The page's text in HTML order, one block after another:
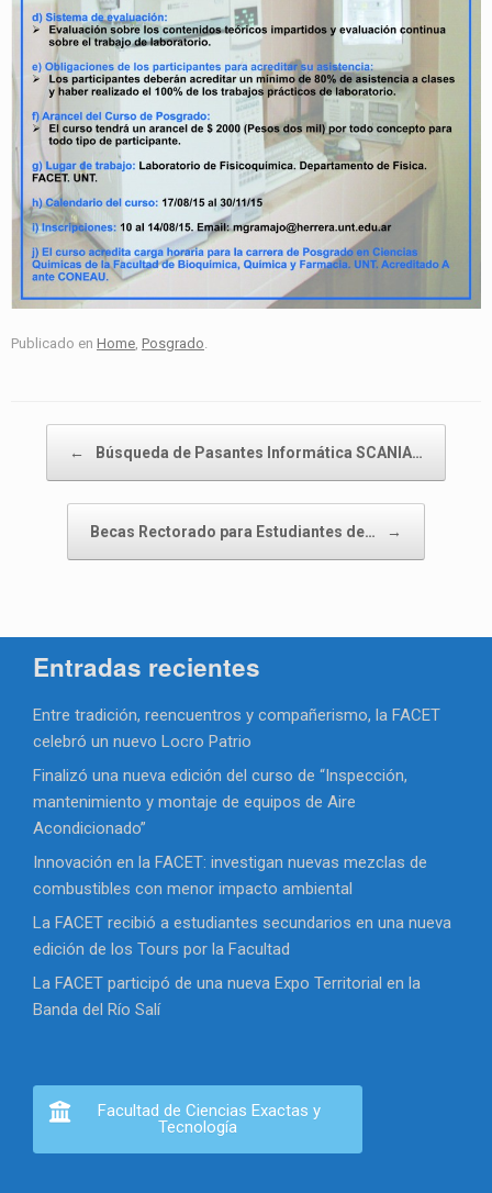
Publicado en Home Posgrado
← Búsqueda de Pasantes Informática SCANIA…
Becas Rectorado para Estudiantes de… →
Entradas recientes
Entre tradición, reencuentros y compañerismo, la FACET
celebró un nuevo Locro Patrio
Finalizó una nueva edición del curso de “Inspección,
mantenimiento y montaje de equipos de Aire
Acondicionado”
Innovación en la FACET: investigan nuevas mezclas de
combustibles con menor impacto ambiental
La FACET recibió a estudiantes secundarios en una nueva
edición de los Tours por la Facultad
La FACET participó de una nueva Expo Territorial en la
Banda del Río Salí
Facultad de Ciencias Exactas y
Tecnología